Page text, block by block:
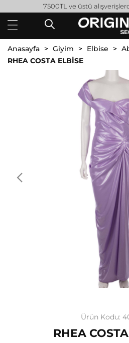
7500TL ve üstü
Anasayfa Giyim Elbise
RHEA COSTA ELBİSE
Ürün Kodu:
RHEA